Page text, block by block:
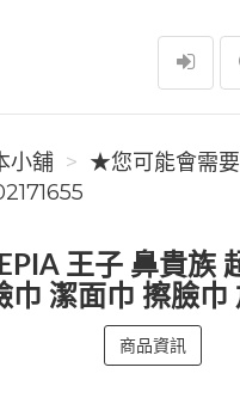
舖
小舖
★您可能會需
王子 鼻貴族
巾 潔面巾 擦臉巾
商品資訊